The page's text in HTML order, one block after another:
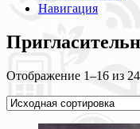
Навигация
Отображение 1–16 из 24